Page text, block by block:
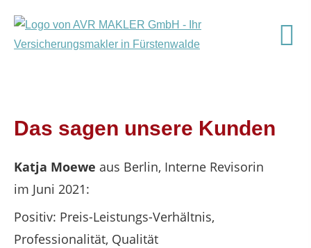
Das sagen unsere Kunden
Katja Moewe aus Berlin, Interne Revisorin
im Juni 2021:
Positiv: Preis-Leistungs-Verhältnis,
Professionalität, Qualität